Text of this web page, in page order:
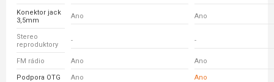
Konektor jack
3,5mm
Ano Ano
Stereo
reproduktory
- -
FM rádio Ano Ano
Podpora OTG Ano Ano